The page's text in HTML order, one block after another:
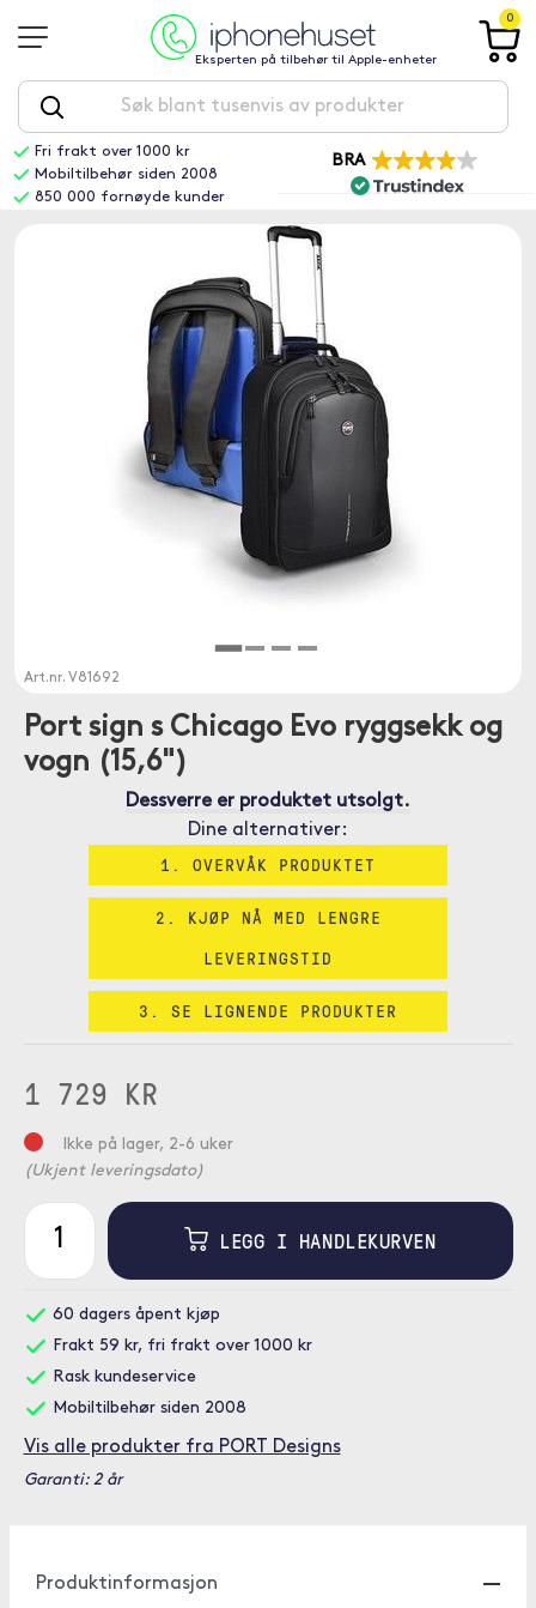
Eksperten på tilbehør til Apple-enheter
0
Fri frakt over 1000 kr
Mobiltilbehør siden 2008
850 000 fornøyde kunder
BRA
Art.nr. V81692
Port sign s Chicago Evo ryggsekk og
vogn (15,6")
Dessverre er produktet utsolgt.
Dine alternativer:
1. OVERVÅK PRODUKTET
2. KJØP NÅ MED LENGRE
LEVERINGSTID
3. SE LIGNENDE PRODUKTER
1 729 KR
Ikke på lager, 2-6 uker
(Ukjent leveringsdato)
LEGG I HANDLEKURVEN
60 dagers åpent kjøp
Frakt 59 kr, fri frakt over 1000 kr
Rask kundeservice
Mobiltilbehør siden 2008
Vis alle produkter fra PORT Designs
Garanti: 2 år
Produktinformasjon